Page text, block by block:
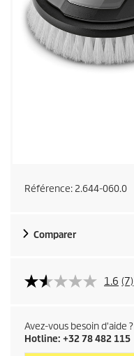
Référence: 2.644-060.0
Comparer
1.6 (7)
Avez-vous besoin d'aide ?
Hotline: +32 78 482 115